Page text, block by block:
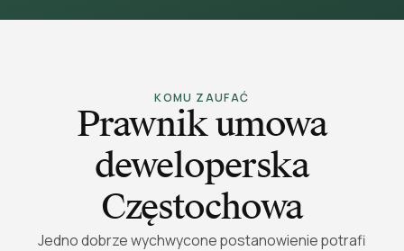
KOMU ZAUFAĆ
Prawnik umowa
deweloperska
Częstochowa
Jedno dobrze wychwycone postanowienie potrafi